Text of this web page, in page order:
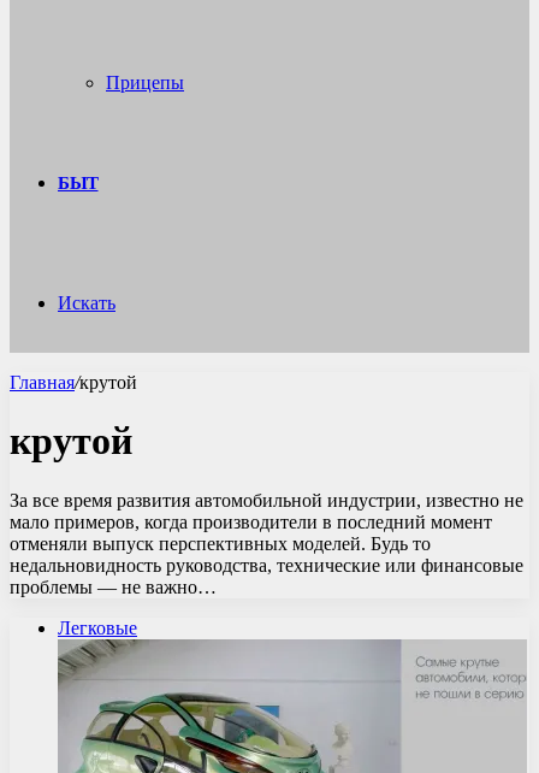
Прицепы
БЫТ
Искать
Главная/крутой
крутой
За все время развития автомобильной индустрии, известно не
мало примеров, когда производители в последний момент
отменяли выпуск перспективных моделей. Будь то
недальновидность руководства, технические или финансовые
проблемы — не важно…
Легковые